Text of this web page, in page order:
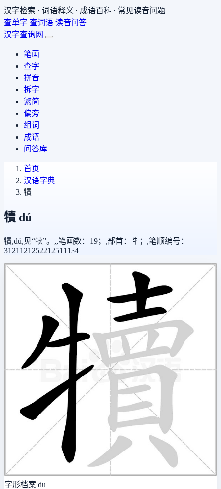
汉字检索 · 词语释义 · 成语百科 · 常见读音问题
查单字 查词语 读音问答
汉字查询网
笔画
查字
拼音
拆字
繁简
偏旁
组词
成语
问答库
首页
汉语字典
犢
犢 dú
犢,dú,见“犊”。,,笔画数：19；,部首：牜；,笔顺编号：
3121121252212511134
字形档案 du